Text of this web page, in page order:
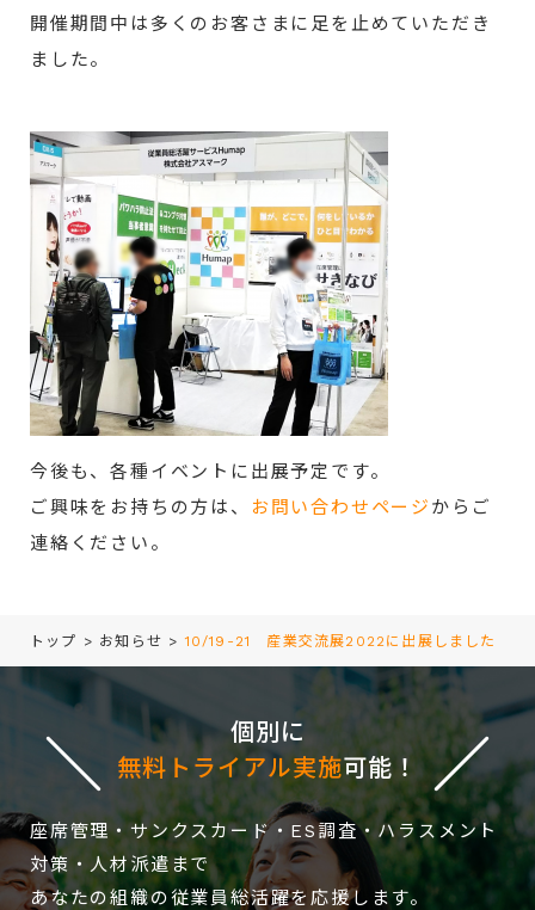
開催期間中は多くのお客さまに足を止めていただき
ました。
今後も、各種イベントに出展予定です。
ご興味をお持ちの方は、
お問い合わせページ からご
連絡ください。
トップ > お知らせ >10/19-21 産業交流展2022に出展しました
個別に
無料トライアル実施可能！
座席管理・サンクスカード・ES調査・ハラスメント
対策・人材派遣まで
あなたの組織の従業員総活躍を応援します。